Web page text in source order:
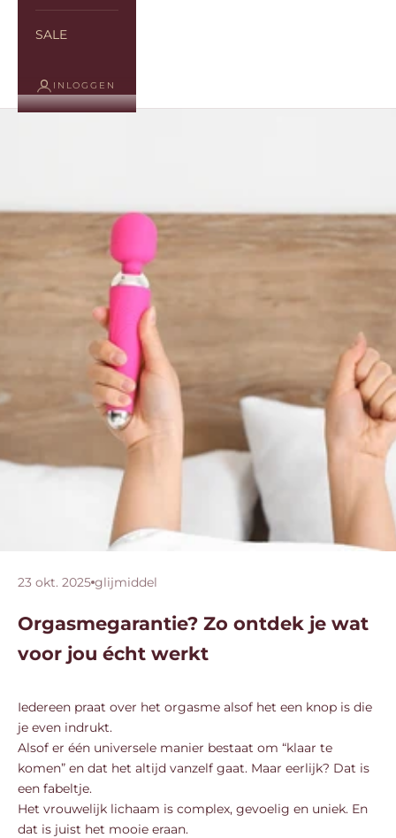
SALE
INLOGGEN
23 okt. 2025 glijmiddel
Orgasmegarantie? Zo ontdek je wat
voor jou écht werkt
Iedereen praat over het orgasme alsof het een knop is die
je even indrukt.
Alsof er één universele manier bestaat om “klaar te
komen” en dat het altijd vanzelf gaat. Maar eerlijk? Dat is
een fabeltje.
Het vrouwelijk lichaam is complex, gevoelig en uniek. En
dat is juist het mooie eraan.